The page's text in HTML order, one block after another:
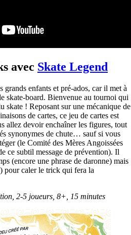
avec Skate Legend
enfants et pré-ados, car il met à
skate-board. Bienvenue au tournoi qui
skate ! Reposant sur une mécanique de
de cartes, ce jeu de cartes est
allez devoir enchaîner les figures, tout
synonymes de chute… sauf si vous
(le Comité des Mères Angoissées
ce subtil message de prévention). Il
(encore une phrase de daronne) mais
pour caler le trick qui fera la
2-5 joueurs, 8+, 15 minutes